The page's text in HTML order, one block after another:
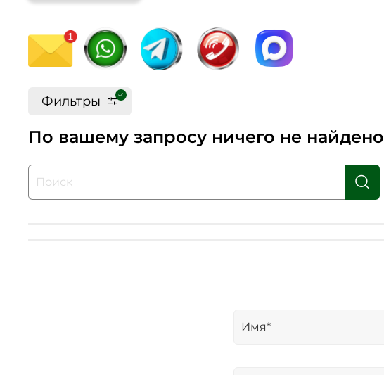
Фильтры
По вашему запросу ничего не найдено